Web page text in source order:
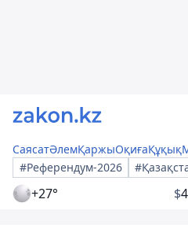
СаясатӘлемҚаржыОқиғаҚұқық
#Референдум-2026
+27° $